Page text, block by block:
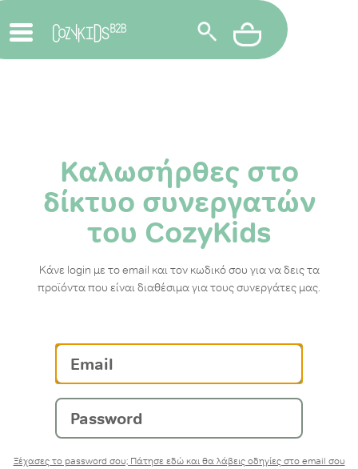
Καλωσήρθες στο
δίκτυο συνεργατών
του CozyKids
Κάνε login με το email και τον κωδικό σου για να δεις τα
προϊόντα που είναι διαθέσιμα για τους συνεργάτες μας.
Ξέχασες το password σου; Πάτησε εδώ και θα λάβεις οδηγίες στο email σου